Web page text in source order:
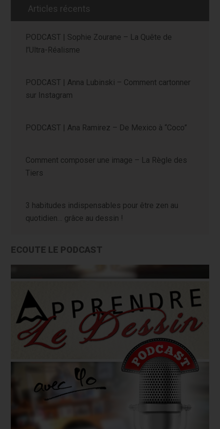
Articles récents
PODCAST | Sophie Zourane – La Quête de
l’Ultra-Réalisme
PODCAST | Anna Lubinski – Comment cartonner
sur Instagram
PODCAST | Ana Ramirez – De Mexico à “Coco”
Comment composer une image – La Règle des
Tiers
3 habitudes indispensables pour être zen au
quotidien… grâce au dessin !
ECOUTE LE PODCAST